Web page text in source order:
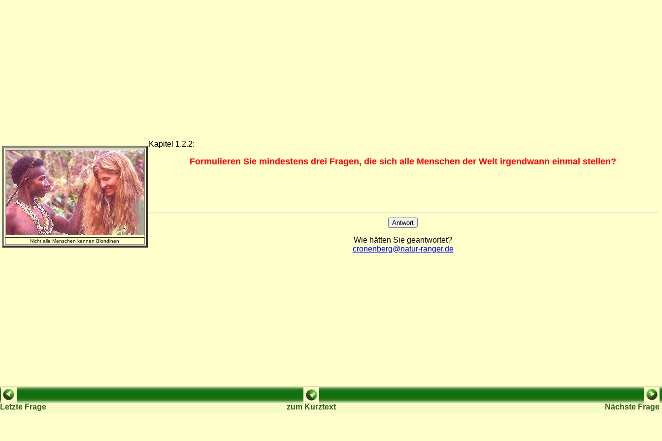
Nicht alle Menschen kennen Blondinen
Kapitel 1.2.2:
Formulieren Sie mindestens drei Fragen, die sich alle Menschen der Welt irgendwann einmal stellen?
Wie hätten Sie geantwortet?
cronenberg@natur-ranger.de
Letzte Frage zum Kurztext Nächste Frage